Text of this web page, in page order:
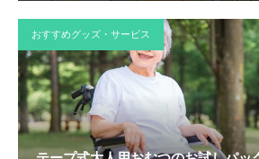
おすすめグッズ・サービス